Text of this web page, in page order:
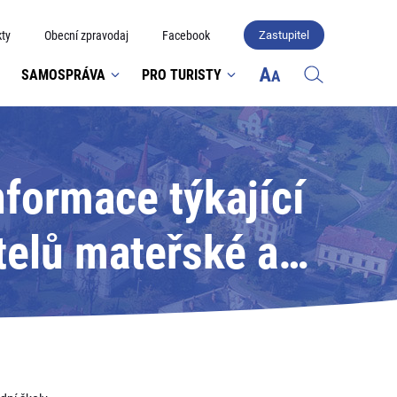
Obecní zpravodaj Facebook Zastupitel
SAMOSPRÁVA PRO TURISTY
týkající
mateřské a